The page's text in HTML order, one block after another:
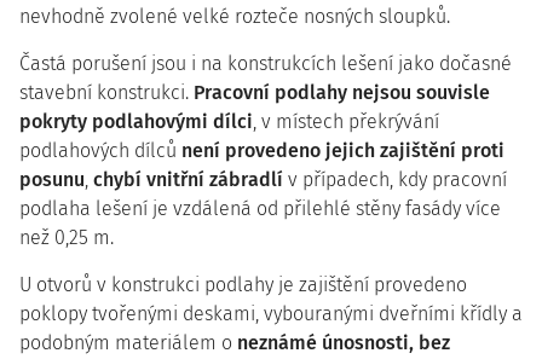
nevhodně zvolené velké rozteče nosných sloupků.
Častá porušení jsou i na konstrukcích lešení jako dočasné
stavební konstrukci. Pracovní podlahy nejsou souvisle
pokryty podlahovými dílci, v místech překrývání
podlahových dílců není provedeno jejich zajištění proti
posunu, chybí vnitřní zábradlí v případech, kdy pracovní
podlaha lešení je vzdálená od přilehlé stěny fasády více
než 0,25 m.
U otvorů v konstrukci podlahy je zajištění provedeno
poklopy tvořenými deskami, vybouranými dveřními křídly a
podobným materiálem o neznámé únosnosti, bez